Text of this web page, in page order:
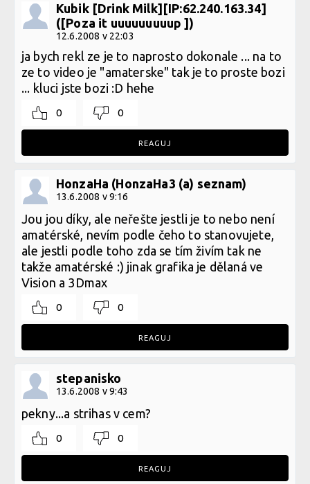
Kubik [Drink Milk][IP:62.240.163.34]
([Poza it uuuuuuuuup ])
12.6.2008 v 22:03
ja bych rekl ze je to naprosto dokonale ... na to
ze to video je "amaterske" tak je to proste bozi
... kluci jste bozi :D hehe
0 0
REAGUJ
HonzaHa (HonzaHa3 (a) seznam)
13.6.2008 v 9:16
Jou jou díky, ale neřešte jestli je to nebo není
amatérské, nevím podle čeho to stanovujete,
ale jestli podle toho zda se tím živím tak ne
takže amatérské :) jinak grafika je dělaná ve
Vision a 3Dmax
0 0
REAGUJ
stepanisko
13.6.2008 v 9:43
pekny...a strihas v cem?
0 0
REAGUJ